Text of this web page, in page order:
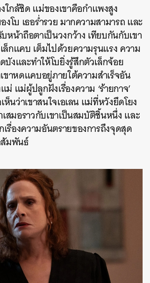
ใกล้ชิด แม่ของเขาคือกำแพงสูง
งโบ เธอร่ำรวย มากความสามารถ และ
หน้าถือตาเป็นวงกว้าง เทียบกันกับเขา
กแคบ เต็มไปด้วยความรุนแรง ความ
บังและทำให้โบยิ่งรู้สึกตัวเล็กจ้อย
ขาหดแคบอยู่ภายใต้ความสำเร็จอัน
แม่ผู้ปลูกฝังเรื่องความ ‘ร้ายกาจ’
ห็นว่าเขาสนใจเอเลน แม่ที่หวังยึดโยง
เสมอราวกับเขาเป็นสมบัติชิ้นหนึ่ง และ
รื่องความอันตรายของการถึงจุดสุด
มพันธ์